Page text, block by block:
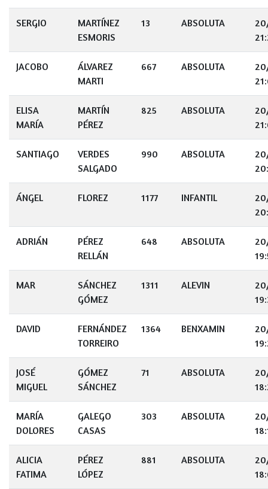
SERGIO
MARTÍNEZ
ESMORIS
13 ABSOLUTA
JACOBO
ÁLVAREZ
MARTI
667 ABSOLUTA
ELISA
MARÍA
MARTÍN
PÉREZ
825 ABSOLUTA
SANTIAGO
VERDES
SALGADO
990 ABSOLUTA
ÁNGEL FLOREZ 1177 INFANTIL
ADRIÁN
PÉREZ
RELLÁN
648 ABSOLUTA
MAR
SÁNCHEZ
GÓMEZ
1311 ALEVIN
DAVID
FERNÁNDEZ
TORREIRO
1364 BENXAMIN
JOSÉ
MIGUEL
GÓMEZ
SÁNCHEZ
71 ABSOLUTA
MARÍA
DOLORES
GALEGO
CASAS
303 ABSOLUTA
ALICIA
FATIMA
PÉREZ
LÓPEZ
881 ABSOLUTA